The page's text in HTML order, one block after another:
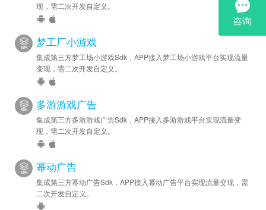
现，需二次开发自定义。
梦工厂小游戏
集成第三方梦工场小游戏Sdk，APP接入梦工场小游戏平台实现流量
变现，需二次开发自定义。
多游游戏广告
集成第三方多游游戏广告Sdk，APP接入多游游戏平台实现流量变
现，需二次开发自定义。
幂动广告
集成第三方幂动广告Sdk，APP接入幂动广告平台实现流量变现，需
二次开发自定义。